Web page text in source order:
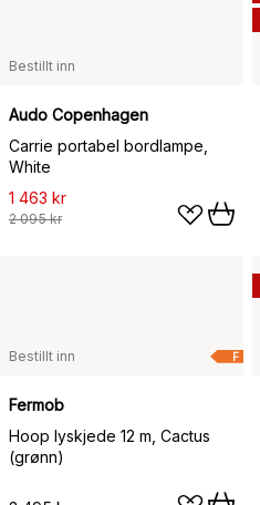
Bestillt inn
Audo Copenhagen
Carrie portabel bordlampe,
White
1 463 kr
2 095 kr
F
Bestillt inn
Fermob
Hoop lyskjede 12 m, Cactus
(grønn)